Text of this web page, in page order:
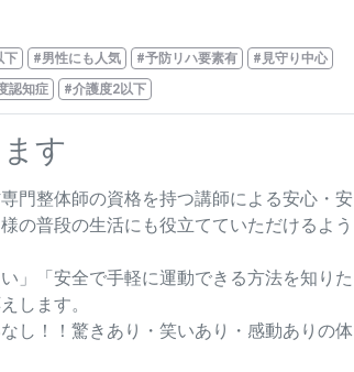
下 #男性にも人気 #予防リハ要素有
#見守り中心
認知症 #介護度2以下
す
門整体師の資格を持つ講師による安心・安
の普段の生活にも役立てていただけるよう
」「安全で手軽に運動できる方法を知りた
します。
し！！驚きあり・笑いあり・感動ありの体